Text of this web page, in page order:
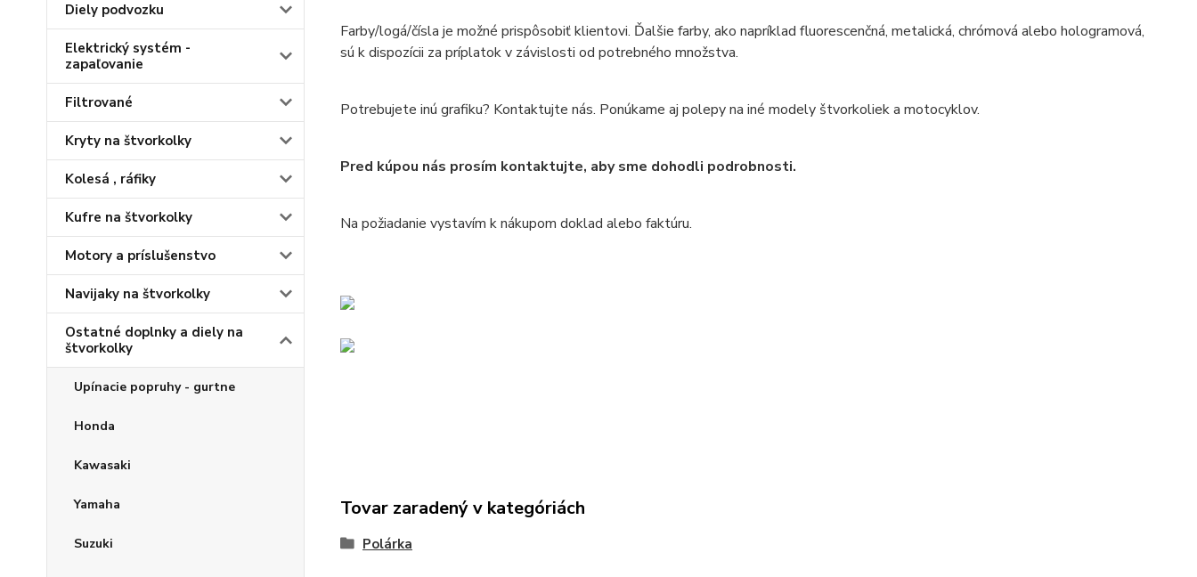
Diely podvozku
Elektrický systém -
zapaľovanie
Filtrované
Kryty na štvorkolky
Kolesá , ráfiky
Kufre na štvorkolky
Motory a príslušenstvo
Navijaky na štvorkolky
Ostatné doplnky a diely na
štvorkolky
Upínacie popruhy - gurtne
Honda
Kawasaki
Yamaha
Suzuki
Farby/logá/čísla je možné prispôsobiť klientovi. Ďalšie farby, ako napríklad fluorescenčná, metalická, chrómová alebo hologramová,
sú k dispozícii za príplatok v závislosti od potrebného množstva.
Potrebujete inú grafiku? Kontaktujte nás. Ponúkame aj polepy na iné modely štvorkoliek a motocyklov.
Pred kúpou nás prosím kontaktujte, aby sme dohodli podrobnosti.
Na požiadanie vystavím k nákupom doklad alebo faktúru.
Tovar zaradený v kategóriách
Polárka